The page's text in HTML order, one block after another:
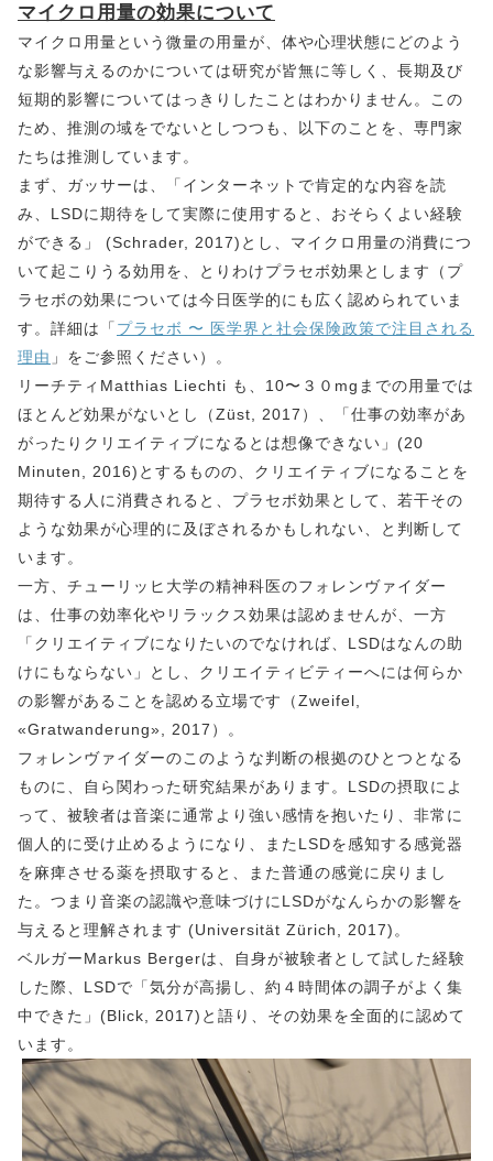
マイクロ用量の効果について
マイクロ用量という微量の用量が、体や心理状態にどのよう
な影響与えるのかについては研究が皆無に等しく、長期及び
短期的影響についてはっきりしたことはわかりません。この
ため、推測の域をでないとしつつも、以下のことを、専門家
たちは推測しています。
まず、ガッサーは、「インターネットで肯定的な内容を読
み、LSDに期待をして実際に使用すると、おそらくよい経験
ができる」 (Schrader, 2017)とし、マイクロ用量の消費につ
いて起こりうる効用を、とりわけプラセボ効果とします（プ
ラセボの効果については今日医学的にも広く認められていま
す。詳細は「プラセボ 〜 医学界と社会保険政策で注目される
理由 」をご参照ください）。
リーチティMatthias Liechti も、10〜３０mgまでの用量では
ほとんど効果がないとし（Züst, 2017）、「仕事の効率があ
がったりクリエイティブになるとは想像できない」(20
Minuten, 2016)とするものの、クリエイティブになることを
期待する人に消費されると、プラセボ効果として、若干その
ような効果が心理的に及ぼされるかもしれない、と判断して
います。
一方、チューリッヒ大学の精神科医のフォレンヴァイダー
は、仕事の効率化やリラックス効果は認めませんが、一方
「クリエイティブになりたいのでなければ、LSDはなんの助
けにもならない」とし、クリエイティビティーへには何らか
の影響があることを認める立場です（Zweifel,
«Gratwanderung», 2017）。
フォレンヴァイダーのこのような判断の根拠のひとつとなる
ものに、自ら関わった研究結果があります。LSDの摂取によ
って、被験者は音楽に通常より強い感情を抱いたり、非常に
個人的に受け止めるようになり、またLSDを感知する感覚器
を麻痺させる薬を摂取すると、また普通の感覚に戻りまし
た。つまり音楽の認識や意味づけにLSDがなんらかの影響を
与えると理解されます (Universität Zürich, 2017)。
ベルガーMarkus Bergerは、自身が被験者として試した経験
した際、LSDで「気分が高揚し、約４時間体の調子がよく集
中できた」(Blick, 2017)と語り、その効果を全面的に認めて
います。